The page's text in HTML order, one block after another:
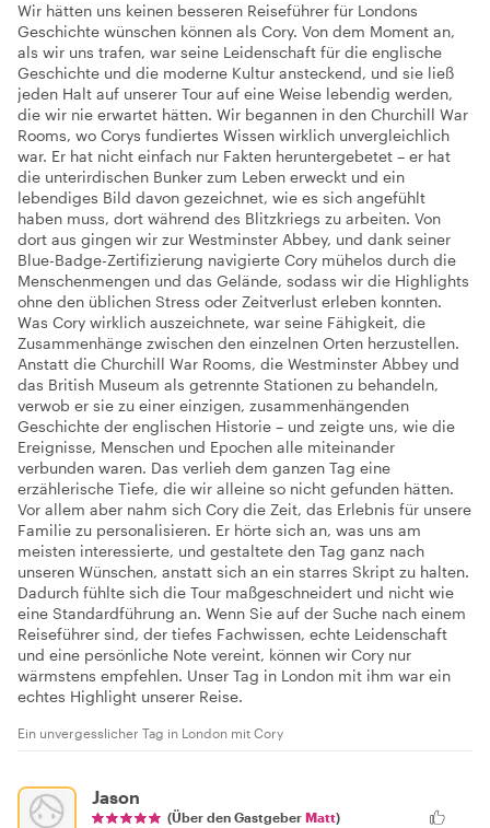
Wir hätten uns keinen besseren Reiseführer für Londons
Geschichte wünschen können als Cory. Von dem Moment an,
als wir uns trafen, war seine Leidenschaft für die englische
Geschichte und die moderne Kultur ansteckend, und sie ließ
jeden Halt auf unserer Tour auf eine Weise lebendig werden,
die wir nie erwartet hätten. Wir begannen in den Churchill War
Rooms, wo Corys fundiertes Wissen wirklich unvergleichlich
war. Er hat nicht einfach nur Fakten heruntergebetet – er hat
die unterirdischen Bunker zum Leben erweckt und ein
lebendiges Bild davon gezeichnet, wie es sich angefühlt
haben muss, dort während des Blitzkriegs zu arbeiten. Von
dort aus gingen wir zur Westminster Abbey, und dank seiner
Blue-Badge-Zertifizierung navigierte Cory mühelos durch die
Menschenmengen und das Gelände, sodass wir die Highlights
ohne den üblichen Stress oder Zeitverlust erleben konnten.
Was Cory wirklich auszeichnete, war seine Fähigkeit, die
Zusammenhänge zwischen den einzelnen Orten herzustellen.
Anstatt die Churchill War Rooms, die Westminster Abbey und
das British Museum als getrennte Stationen zu behandeln,
verwob er sie zu einer einzigen, zusammenhängenden
Geschichte der englischen Historie – und zeigte uns, wie die
Ereignisse, Menschen und Epochen alle miteinander
verbunden waren. Das verlieh dem ganzen Tag eine
erzählerische Tiefe, die wir alleine so nicht gefunden hätten.
Vor allem aber nahm sich Cory die Zeit, das Erlebnis für unsere
Familie zu personalisieren. Er hörte sich an, was uns am
meisten interessierte, und gestaltete den Tag ganz nach
unseren Wünschen, anstatt sich an ein starres Skript zu halten.
Dadurch fühlte sich die Tour maßgeschneidert und nicht wie
eine Standardführung an. Wenn Sie auf der Suche nach einem
Reiseführer sind, der tiefes Fachwissen, echte Leidenschaft
und eine persönliche Note vereint, können wir Cory nur
wärmstens empfehlen. Unser Tag in London mit ihm war ein
echtes Highlight unserer Reise.
Ein unvergesslicher Tag in London mit Cory
Jason
(Über den Gastgeber Matt)